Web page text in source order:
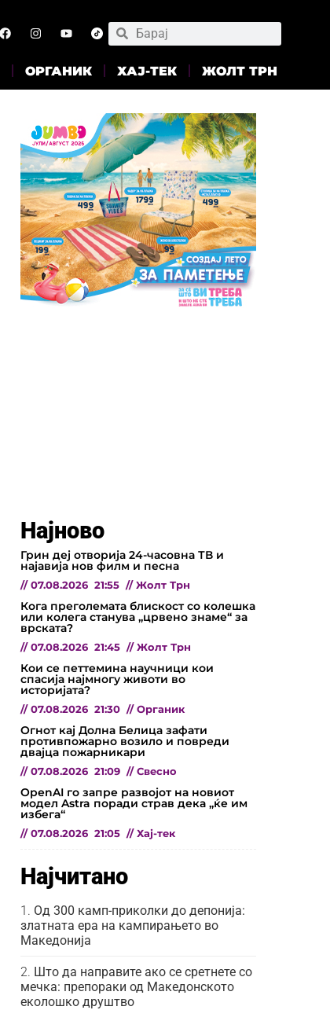
ОРГАНИК ХАЈ-ТЕК ЖОЛТ ТРН
Најново
Грин деј отворија 24-часовна ТВ и
најавија нов филм и песна
// 07.08.2026 21:55 // Жолт Трн
Кога преголемата блискост со колешка
или колега станува „црвено знаме“ за
врската?
// 07.08.2026 21:45 // Жолт Трн
Кои се петтемина научници кои
спасија најмногу животи во
историјата?
// 07.08.2026 21:30 // Органик
Огнот кај Долна Белица зафати
противпожарно возило и повреди
двајца пожарникари
// 07.08.2026 21:09 // Свесно
OpenAI го запре развојот на новиот
модел Astra поради страв дека „ќе им
избега“
// 07.08.2026 21:05 // Хај-тек
Најчитано
Од 300 камп-приколки до депонија:
златната ера на кампирањето во
Македонија
Што да направите ако се сретнете со
мечка: препораки од Македонското
еколошко друштво